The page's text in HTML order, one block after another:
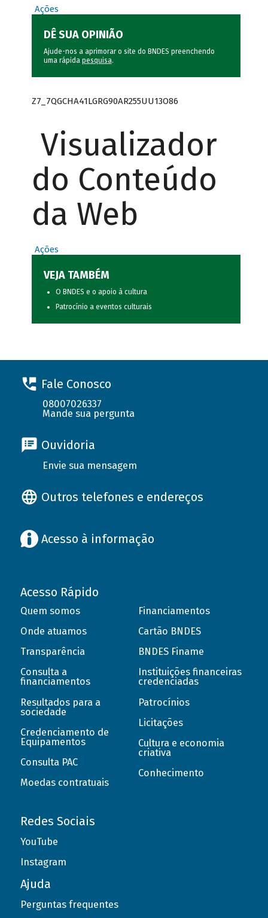
Ações
DÊ SUA OPINIÃO
Ajude-nos a aprimorar o site do BNDES preenchendo
uma rápida pesquisa.
Z7_7QGCHA41LGRG90AR255UU13O86
Visualizador
do Conteúdo
da Web
Ações
VEJA TAMBÉM
O BNDES e o apoio à cultura
Patrocínio a eventos culturais
Fale Conosco
08007026337
Mande sua pergunta
Ouvidoria
Envie sua mensagem
Outros telefones e endereços
Acesso à informação
Acesso Rápido
Quem somos
Onde atuamos
Transparência
Consulta a
financiamentos
Resultados para a
sociedade
Credenciamento de
Equipamentos
Consulta PAC
Moedas contratuais
Financiamentos
Cartão BNDES
BNDES Finame
Instituições financeiras
credenciadas
Patrocínios
Licitações
Cultura e economia
criativa
Conhecimento
Redes Sociais
YouTube
Instagram
Ajuda
Perguntas frequentes